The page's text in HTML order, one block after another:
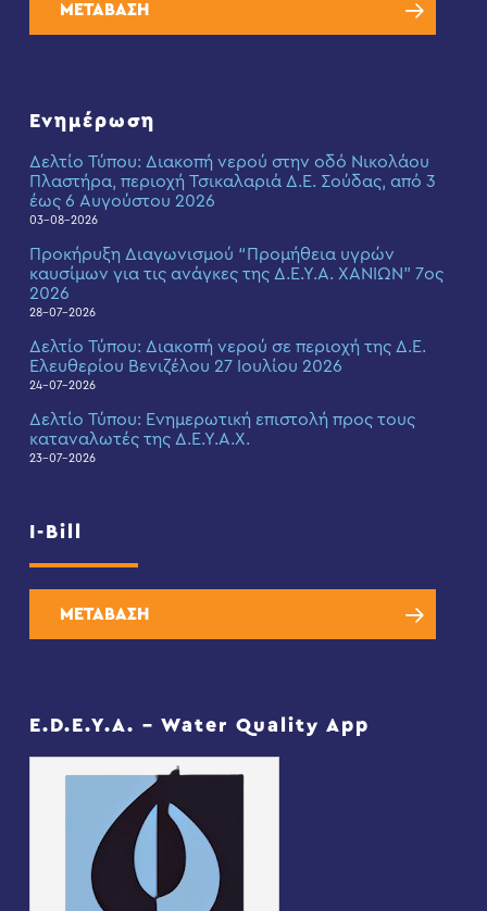
ΜΕΤΑΒΑΣΗ
Ενημέρωση
Δελτίο Τύπου: Διακοπή νερού στην οδό Νικολάου
Πλαστήρα, περιοχή Τσικαλαριά Δ.Ε. Σούδας, από 3
έως 6 Αυγούστου 2026
03-08-2026
Προκήρυξη Διαγωνισμού “Προμήθεια υγρών
καυσίμων για τις ανάγκες της Δ.Ε.Υ.Α. ΧΑΝΙΩΝ” 7ος
2026
28-07-2026
Δελτίο Τύπου: Διακοπή νερού σε περιοχή της Δ.Ε.
Ελευθερίου Βενιζέλου 27 Ιουλίου 2026
24-07-2026
Δελτίο Τύπου: Eνημερωτική επιστολή προς τους
καταναλωτές της Δ.Ε.Υ.Α.Χ.
23-07-2026
I-Bill
ΜΕΤΑΒΑΣΗ
E.D.E.Y.A. – Water Quality App